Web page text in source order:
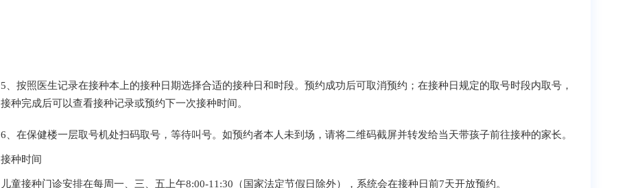
5、按照医生记录在接种本上的接种日期选择合适的接种日和时段。预约成功后可取消预约；在接种日规定的取号时段内取号，
接种完成后可以查看接种记录或预约下一次接种时间。
6、在保健楼一层取号机处扫码取号，等待叫号。如预约者本人未到场，请将二维码截屏并转发给当天带孩子前往接种的家长。
接种时间
儿童接种门诊安排在每周一、三、五上午8:00-11:30（国家法定节假日除外），系统会在接种日前7天开放预约。